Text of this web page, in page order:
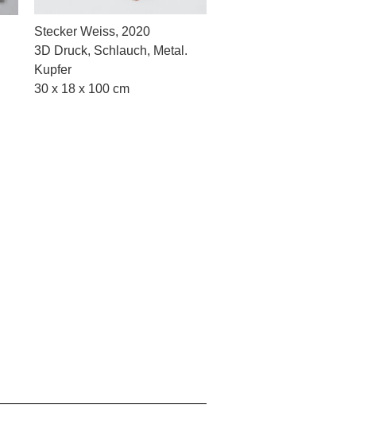
Stecker Weiss, 2020
3D Druck, Schlauch, Metal.
Kupfer
30 x 18 x 100 cm